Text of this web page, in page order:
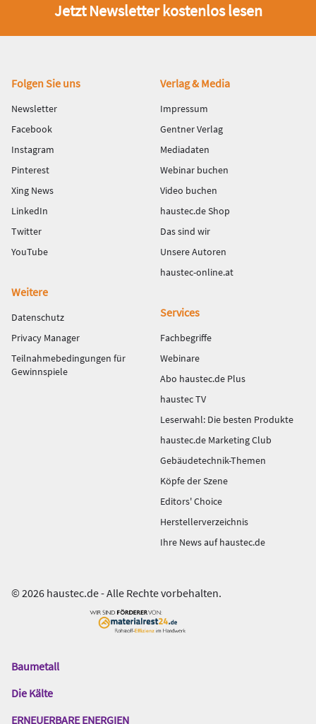
Jetzt Newsletter kostenlos lesen
Fußbereich
Folgen Sie uns
Newsletter
Facebook
Instagram
Pinterest
Xing News
LinkedIn
Twitter
YouTube
Verlag & Media
Impressum
Gentner Verlag
Mediadaten
Webinar buchen
Video buchen
haustec.de Shop
Das sind wir
Unsere Autoren
haustec-online.at
Weitere
Datenschutz
Privacy Manager
Teilnahmebedingungen für
Gewinnspiele
Services
Fachbegriffe
Webinare
Abo haustec.de Plus
haustec TV
Leserwahl: Die besten Produkte
haustec.de Marketing Club
Gebäudetechnik-Themen
Köpfe der Szene
Editors' Choice
Herstellerverzeichnis
Ihre News auf haustec.de
© 2026 haustec.de - Alle Rechte vorbehalten.
Das
Gentner
Baumetall
Die Kälte
ERNEUERBARE ENERGIEN